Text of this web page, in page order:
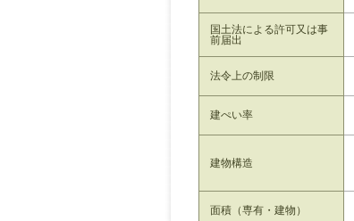
国土法による許可又は事
前届出
法令上の制限
建ぺい率
建物構造
面積（専有・建物）